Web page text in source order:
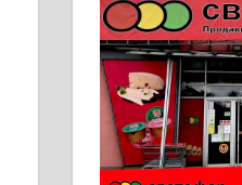
Потребна два
стоваришту
стовариште
Горког 26
8 до 15